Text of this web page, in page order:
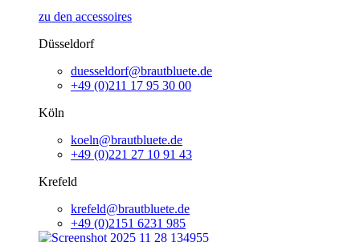
zu den accessoires
Düsseldorf
duesseldorf@brautbluete.de
+49 (0)211 17 95 30 00
Köln
koeln@brautbluete.de
+49 (0)221 27 10 91 43
Krefeld
krefeld@brautbluete.de
+49 (0)2151 6231 985